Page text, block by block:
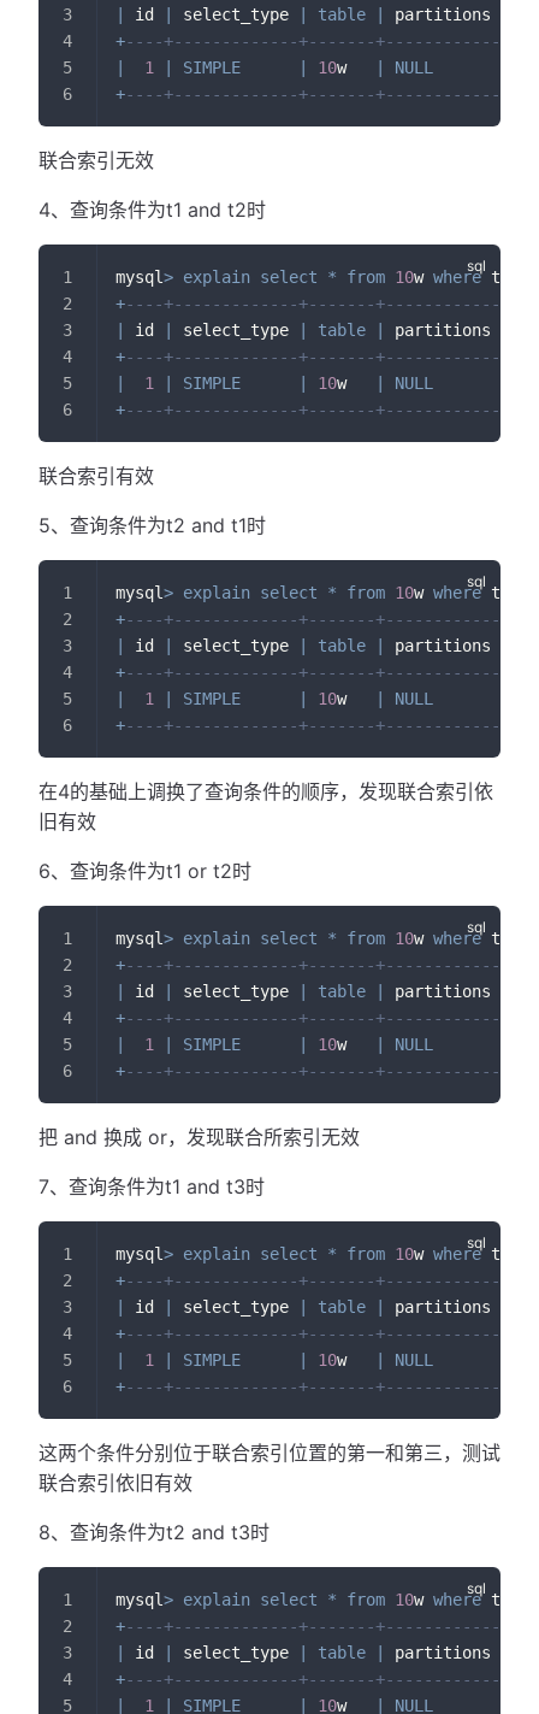
id select_type table partitions
+----+-------------+-------+------------
1 SIMPLE 10w NULL
+----+-------------+-------+------------
联合索引无效
4、查询条件为t1 and t2时
mysql> explain select * from 10w where t1
+----+-------------+-------+------------
id select_type table partitions
+----+-------------+-------+------------
1 SIMPLE 10w NULL
+----+-------------+-------+------------
联合索引有效
5、查询条件为t2 and t1时
mysql> explain select * from 10w where t2
+----+-------------+-------+------------
id select_type table partitions
+----+-------------+-------+------------
1 SIMPLE 10w NULL
+----+-------------+-------+------------
在4的基础上调换了查询条件的顺序，发现联合索引依
旧有效
6、查询条件为t1 or t2时
mysql> explain select * from 10w where t1
+----+-------------+-------+------------
id select_type table partitions
+----+-------------+-------+------------
1 SIMPLE 10w NULL
+----+-------------+-------+------------
把 and 换成 or，发现联合所索引无效
7、查询条件为t1 and t3时
mysql> explain select * from 10w where t1
+----+-------------+-------+------------
id select_type table partitions
+----+-------------+-------+------------
1 SIMPLE 10w NULL
+----+-------------+-------+------------
这两个条件分别位于联合索引位置的第一和第三，测试
联合索引依旧有效
8、查询条件为t2 and t3时
mysql> explain select * from 10w where t2
+----+-------------+-------+------------
id select_type table partitions
+----+-------------+-------+------------
1 SIMPLE 10w NULL